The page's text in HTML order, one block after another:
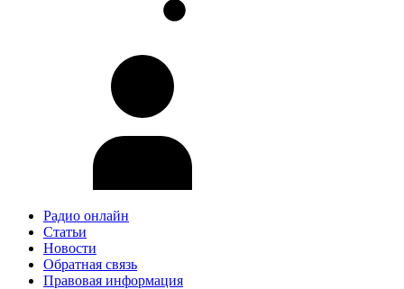
Радио онлайн
Статьи
Новости
Обратная связь
Правовая информация